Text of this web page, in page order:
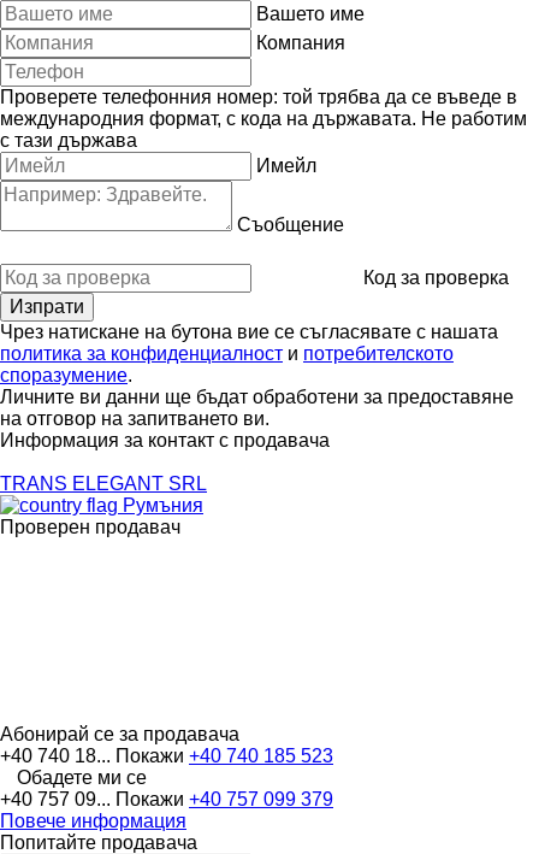
Вашето име
Компания
Проверете телефонния номер: той трябва да се въведе в
международния формат, с кода на държавата. Не работим
с тази държава
Имейл
Съобщение
Код за проверка
Чрез натискане на бутона вие се съгласявате с нашата
политика за конфиденциалност и потребителското
споразумение.
Личните ви данни ще бъдат обработени за предоставяне
на отговор на запитването ви.
Информация за контакт с продавача
TRANS ELEGANT SRL
Румъния
Проверен продавач
Абонирай се за продавача
+40 740 18... Покажи +40 740 185 523
Обадете ми се
+40 757 09... Покажи +40 757 099 379
Повече информация
Попитайте продавача